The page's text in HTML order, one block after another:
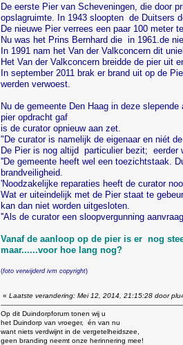
De eerste Pier van Scheveningen, die door
opslagruimte. In 1943 sloopten de Duitsers
De nieuwe Pier verrees een paar 100 meter
Nu was het Prins Bernhard die in 1961.de
In 1991 nam het Van der Valkconcern dit
Het Van der Valkconcern breidde de pier uit
In september 2011 brak er brand uit op de
werden verwoest.
Nu de gemeente Den Haag in deze
pier opdracht gaf
is de curator opnieuw aan zet.
"De curator is namelijk de eigenaar en niét
De Pier is nog altijd particulier bezit; eerder
''De gemeente heeft wel een toezichtstaak.
brandveiligheid.
'Noodzakelijke reparaties heeft de curator
Wat er uiteindelijk met de Pier staat te
kan dan niet worden uitgesloten.
''Als de curator een sloopvergunning
Vanaf de aanloop op de pier is er nog
maar......voor hoe lang nog?
(foto verwijderd ivm copyright)
« Laatste verandering: Mei 12, 2014, 21:15:28 door
Op dit Duindorpforum tonen wij u
het Duindorp van vroeger, én van nu
want niets verdwijnt in de vergetelheidszee,
geen branding neemt onze herinnering mee!